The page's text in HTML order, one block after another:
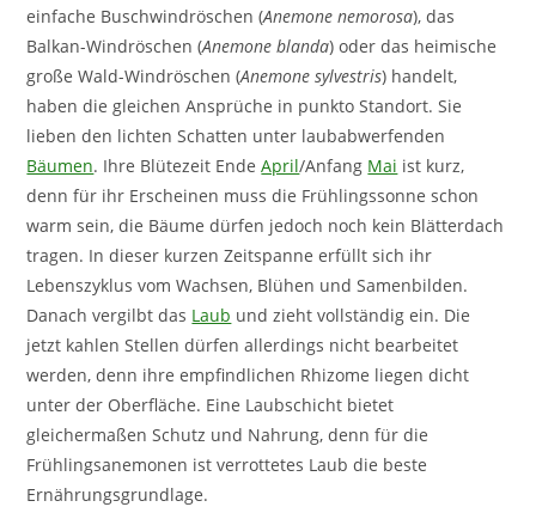
einfache Buschwindröschen (Anemone nemorosa), das
Balkan-Windröschen (Anemone blanda) oder das heimische
große Wald-Windröschen (Anemone sylvestris) handelt,
haben die gleichen Ansprüche in punkto Standort. Sie
lieben den lichten Schatten unter laubabwerfenden
Bäumen. Ihre Blütezeit EndeApril/Anfang Mai ist kurz,
denn für ihr Erscheinen muss die Frühlingssonne schon
warm sein, die Bäume dürfen jedoch noch kein Blätterdach
tragen. In dieser kurzen Zeitspanne erfüllt sich ihr
Lebenszyklus vom Wachsen, Blühen und Samenbilden.
Danach vergilbt das Laub und zieht vollständig ein. Die
jetzt kahlen Stellen dürfen allerdings nicht bearbeitet
werden, denn ihre empfindlichen Rhizome liegen dicht
unter der Oberfläche. Eine Laubschicht bietet
gleichermaßen Schutz und Nahrung, denn für die
Frühlingsanemonen ist verrottetes Laub die beste
Ernährungsgrundlage.